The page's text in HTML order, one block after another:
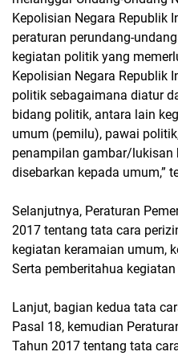
Kepolisian Negara Republik
peraturan perundang-
kegiatan politik yang
Kepolisian Negara Republik
politik sebagaimana diatur
bidang politik, antara lain
umum (pemilu), pawai
penampilan gambar/lukisan
disebarkan kepada umum,”
Selanjutnya, Peraturan
2017 tentang tata cara
kegiatan keramaian umum,
Serta pemberitahua
Lanjut, bagian kedua tata
Pasal 18, kemudian
Tahun 2017 tentang tata